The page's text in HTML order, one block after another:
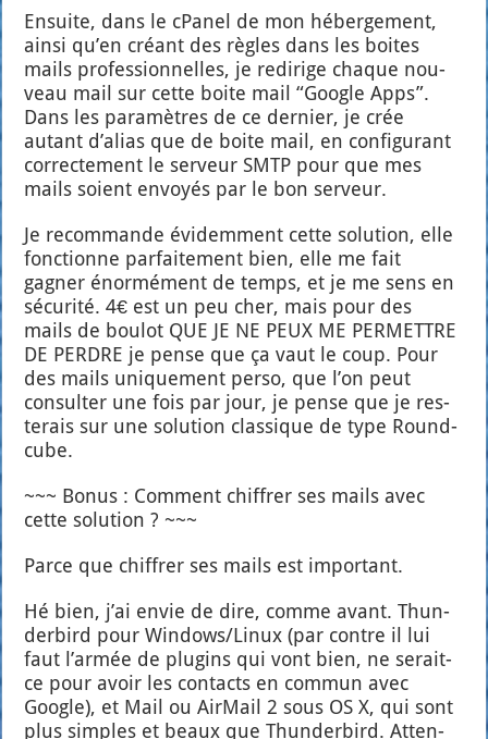
Ensuite, dans le cPa­nel de mon héber­ge­ment,
ain­si qu’en créant des règles dans les boites
mails pro­fes­sion­nelles, je redi­rige chaque nou­
veau mail sur cette boite mail “Google Apps”.
Dans les para­mètres de ce der­nier, je crée
autant d’a­lias que de boite mail, en confi­gu­rant
cor­rec­te­ment le ser­veur SMTP pour que mes
mails soient envoyés par le bon ser­veur.
Je recom­mande évi­dem­ment cette solu­tion, elle
fonc­tionne par­fai­te­ment bien, elle me fait
gagner énor­mé­ment de temps, et je me sens en
sécu­ri­té. 4€ est un peu cher, mais pour des
mails de bou­lot QUE JE NE PEUX ME PERMETTRE
DE PERDRE je pense que ça vaut le coup. Pour
des mails uni­que­ment per­so, que l’on peut
consul­ter une fois par jour, je pense que je res­
te­rais sur une solu­tion clas­sique de type Round­
cube.
~~~ Bonus : Com­ment chif­frer ses mails avec
cette solu­tion ? ~~~
Parce que chif­frer ses mails est impor­tant.
Hé bien, j’ai envie de dire, comme avant. Thun­
der­bird pour Windows/Linux (par contre il lui
faut l’ar­mée de plu­gins qui vont bien, ne serait-
ce pour avoir les contacts en com­mun avec
Google), et Mail ou Air­Mail 2 sous OS X, qui sont
plus simples et beaux que Thun­der­bird. Atten­